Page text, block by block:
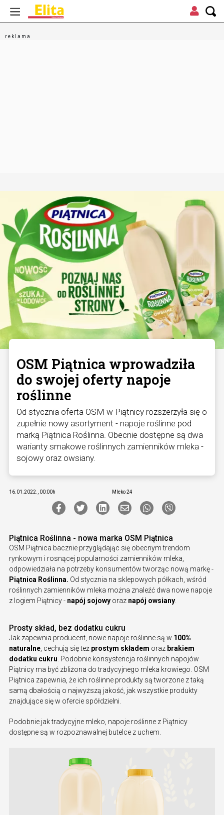
OSM Piątnica wprowadziła
do swojej oferty napoje
roślinne
Od stycznia oferta OSM w Piątnicy rozszerzyła się o
zupełnie nowy asortyment - napoje roślinne pod
marką Piątnica Roślinna. Obecnie dostępne są dwa
warianty smakowe roślinnych zamienników mleka -
sojowy oraz owsiany.
16.01.2022., 00:00h Mleko 24
Piątnica Roślinna - nowa marka OSM Piątnica
OSM Piątnica bacznie przyglądając się obecnym trendom
rynkowym i rosnącej popularności zamienników mleka,
odpowiedziała na potrzeby konsumentów tworząc nową markę -
Piątnica Roślinna. Od stycznia na sklepowych półkach, wśród
roślinnych zamienników mleka można znaleźć dwa nowe napoje
z logiem Piątnicy - napój sojowy oraz napój owsiany.
Prosty skład, bez dodatku cukru
Jak zapewnia producent, nowe napoje roślinne są w 100%
naturalne, cechują się też prostym składem oraz brakiem
dodatku cukru. Podobnie konsystencja roślinnych napojów
Piątnicy ma być zbliżona do tradycyjnego mleka krowiego. OSM
Piątnica zapewnia, że ich roślinne produkty są tworzone z taką
samą dbałością o najwyższą jakość, jak wszystkie produkty
znajdujące się w ofercie spółdzielni.
Podobnie jak tradycyjne mleko, napoje roślinne z Piątnicy
dostępne są w rozpoznawalnej butelce z uchem.